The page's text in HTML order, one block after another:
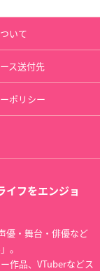
いて
ス送付先
ポリシー
イフをエンジョ
優・舞台・俳優など
。
作品、VTuberなどス